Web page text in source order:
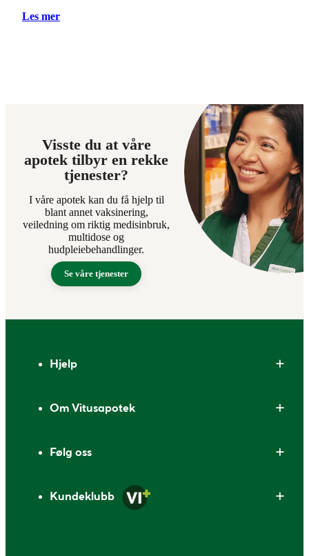
Les mer
Visste du at våre
apotek tilbyr en rekke
tjenester?
I våre apotek kan du få hjelp til
blant annet vaksinering,
veiledning om riktig medisinbruk,
multidose og
hudpleiebehandlinger.
Se våre tjenester
Hjelp
Om Vitusapotek
Følg oss
Kundeklubb